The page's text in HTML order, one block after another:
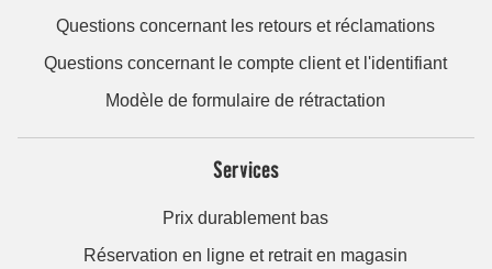
Questions concernant les retours et réclamations
Questions concernant le compte client et l'identifiant
Modèle de formulaire de rétractation
Services
Prix durablement bas
Réservation en ligne et retrait en magasin